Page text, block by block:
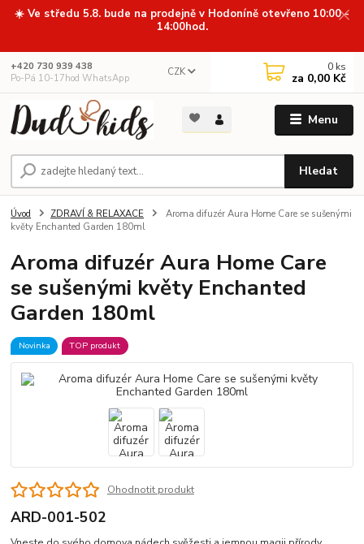
☀️ Ve středu 5.8. bude na prodejně v Hodoníně otevřeno 10:00 -
14:00hod.
Menu
CZK
Hledat
+420 730 939 438
Po-Pá 10-17hod WhatsApp
0 ks
za 0,00 Kč
Úvod ZDRAVÍ & RELAXACE
Aroma difuzér Aura Home Care se sušenými
květy Enchanted Garden 180ml
Aroma difuzér Aura Home Care
se sušenými květy Enchanted
Garden 180ml
Novinka TOP produkt
Ohodnotit produkt
ARD-001-502